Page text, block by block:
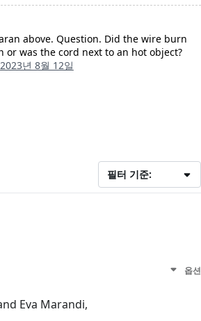
above. Question. Did the wire burn
or was the cord next to an hot object?
2023년 8월 12일
필터 기준:
옵션
Eva Marandi,